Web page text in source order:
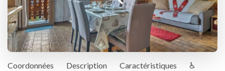
Coordonnées Description Caractéristiques
♿